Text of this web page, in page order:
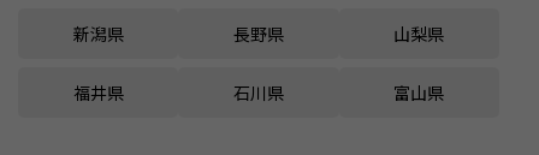
新潟県 長野県 山梨県
福井県 石川県 富山県